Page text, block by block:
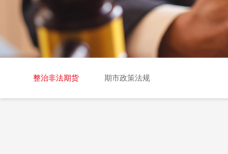
保证金公示
交易日历整治非法期货 期市政策法规